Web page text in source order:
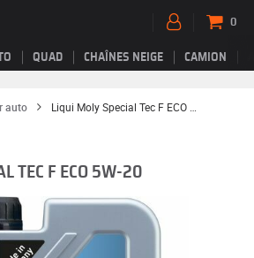
QUAD CHAÎNES NEIGE CAMION
0
auto
TEC F ECO 5W-20